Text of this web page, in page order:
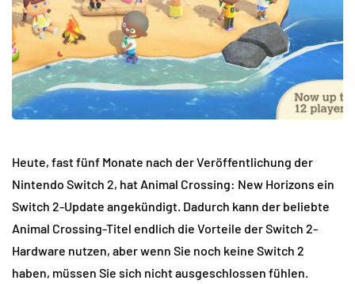
Heute, fast fünf Monate nach der Veröffentlichung der
Nintendo Switch 2, hat Animal Crossing: New Horizons ein
Switch 2-Update angekündigt. Dadurch kann der beliebte
Animal Crossing-Titel endlich die Vorteile der Switch 2-
Hardware nutzen, aber wenn Sie noch keine Switch 2
haben, müssen Sie sich nicht ausgeschlossen fühlen.